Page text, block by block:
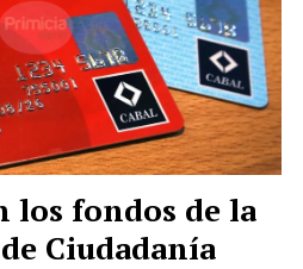
los fondos de la
Ciudadanía